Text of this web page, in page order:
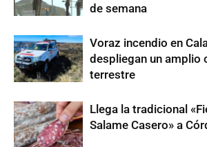
de semana
Voraz incendio en
despliegan un amplio
terrestre
Llega la tradicional
Salame Casero» a